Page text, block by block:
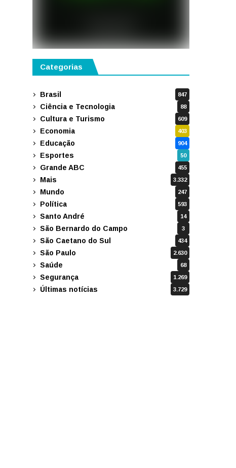
Categorias
Brasil 847
Ciência e Tecnologia 88
Cultura e Turismo 609
Economia 403
Educação 904
Esportes 50
Grande ABC 455
Mais 3.332
Mundo 247
Política 593
Santo André 14
São Bernardo do Campo 3
São Caetano do Sul 434
São Paulo 2.630
Saúde 68
Segurança 1.269
Últimas notícias 3.729